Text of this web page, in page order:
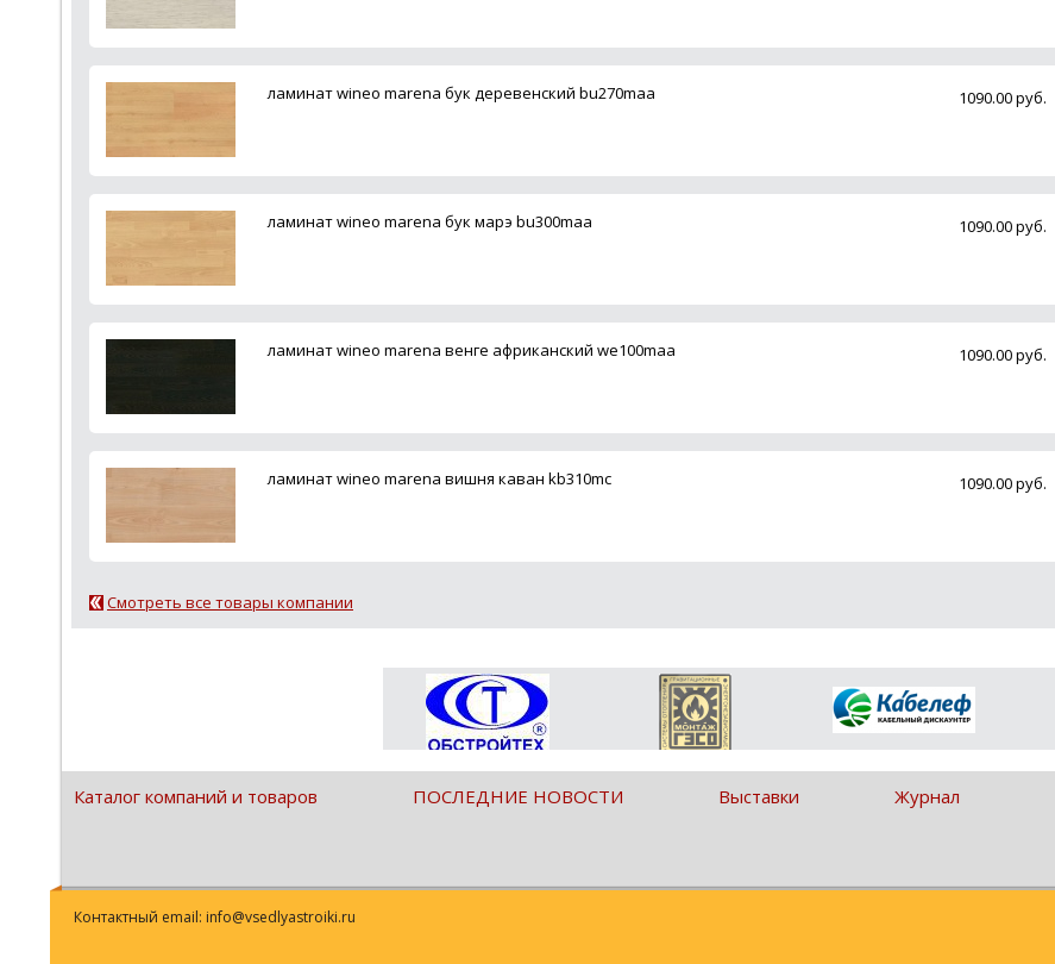
ламинат wineo marena бук деревенский bu270maa 1090.00 руб.
ламинат wineo marena бук марэ bu300maa 1090.00 руб.
ламинат wineo marena венге африканский we100maa 1090.00 руб.
ламинат wineo marena вишня каван kb310mc 1090.00 руб.
Смотреть все товары компании
Каталог компаний и товаров ПОСЛЕДНИЕ НОВОСТИ Выставки Журнал
Контактный email: info@vsedlyastroiki.ru